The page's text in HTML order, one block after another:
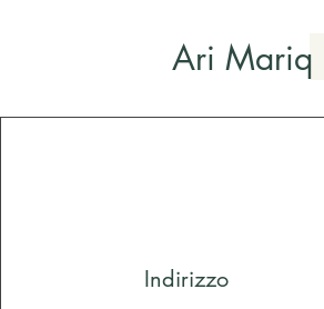
Ari Mariq
Indirizzo